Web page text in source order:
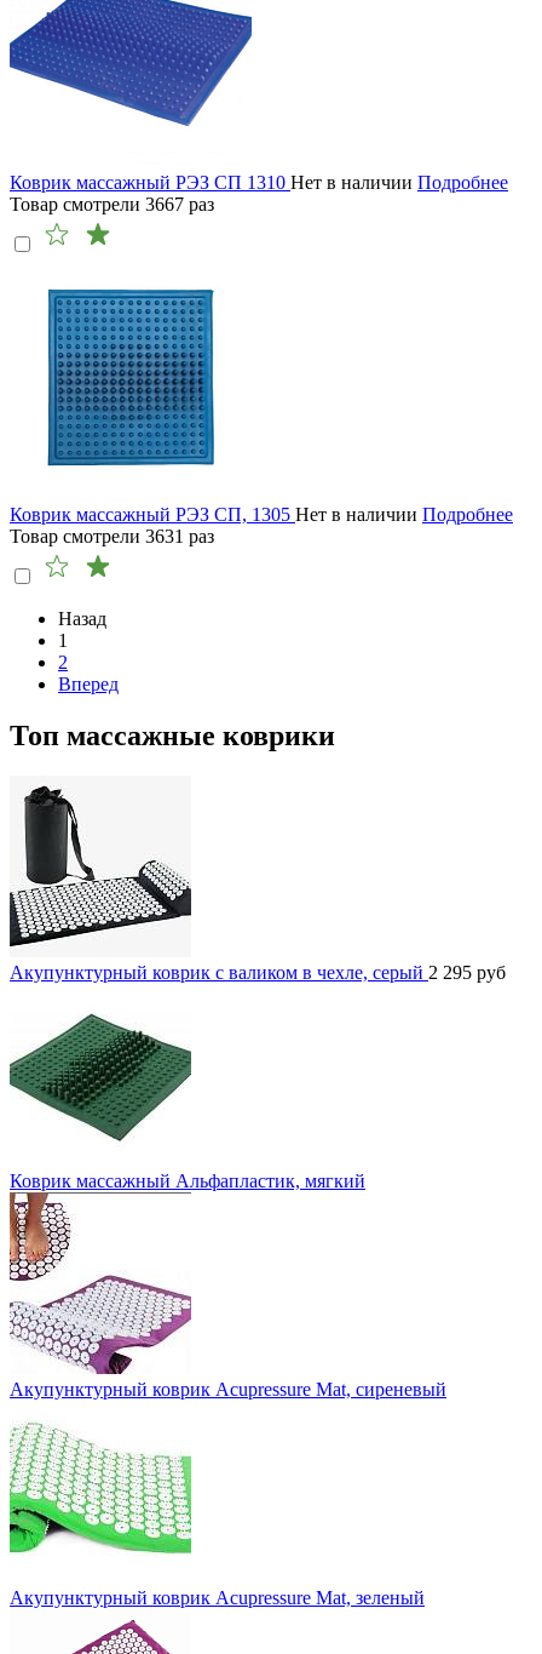
Коврик массажный РЭЗ СП 1310 Нет в наличии Подробнее
Товар смотрели 3667 раз
Коврик массажный РЭЗ СП, 1305 Нет в наличии Подробнее
Товар смотрели 3631 раз
Назад
1
2
Вперед
Топ массажные коврики
Акупунктурный коврик с валиком в чехле, серый 2 295 руб
Коврик массажный Альфапластик, мягкий
Акупунктурный коврик Acupressure Mat, сиреневый
Акупунктурный коврик Acupressure Mat, зеленый